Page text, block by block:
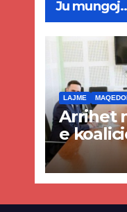
Ju
LAJME
Arrihet
e
parim
dhe